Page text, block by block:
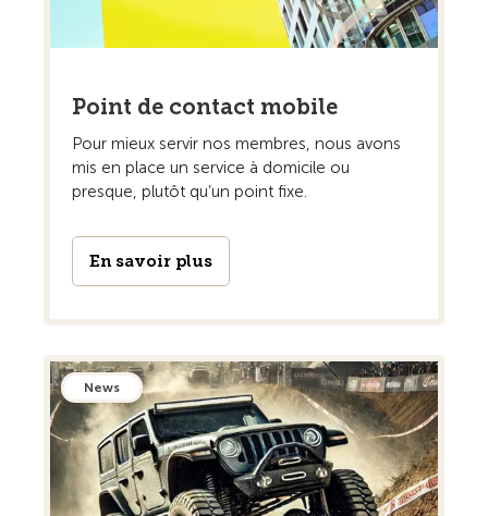
Point de contact mobile
Pour mieux servir nos membres, nous avons
mis en place un service à domicile ou
presque, plutôt qu’un point fixe.
En savoir plus
News